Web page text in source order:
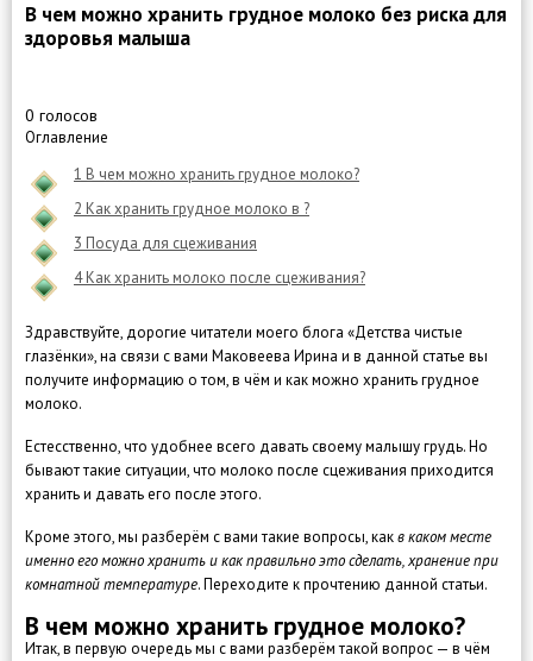
В чем можно хранить грудное молоко без риска для
здоровья малыша
0 голосов
Оглавление
1 В чем можно хранить грудное молоко?
2 Как хранить грудное молоко в ?
3 Посуда для сцеживания
4Как хранить молоко после сцеживания?
Здравствуйте, дорогие читатели моего блога «Детства чистые
глазёнки», на связи с вами Маковеева Ирина и в данной статье вы
получите информацию о том, в чём и как можно хранить грудное
молоко.
Естесственно, что удобнее всего давать своему малышу грудь. Но
бывают такие ситуации, что молоко после сцеживания приходится
хранить и давать его после этого.
Кроме этого, мы разберём с вами такие вопросы, какв каком месте
именно его можно хранить и как правильно это сделать, хранение при
комнатной температуре. Переходите к прочтению данной статьи.
В чем можно хранить грудное молоко?
Итак, в первую очередь мы с вами разберём такой вопрос — в чём